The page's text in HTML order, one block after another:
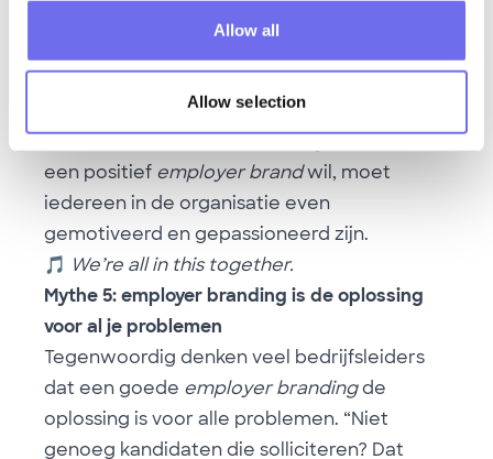
Allow all
Allow selection
through the grapevine gefluisterd wordt.
verantwoordelijkheid van HR
employer brandis
eencollectieveverantwoordelijkheid. Als je
een positief employer brandwil, moet
iedereen in de organisatie even
gemotiveerd en gepassioneerd zijn.
🎵 We’re all in this together.
Mythe 5: employer branding is de oplossing
voor al je problemen
Tegenwoordig denken veel bedrijfsleiders
dat een goede employer brandingde
oplossing is voor alle problemen. “Niet
genoeg kandidaten die solliciteren? Dat